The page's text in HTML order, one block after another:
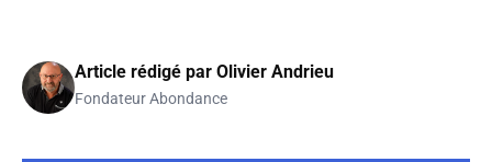
Article rédigé par Olivier Andrieu
Fondateur Abondance